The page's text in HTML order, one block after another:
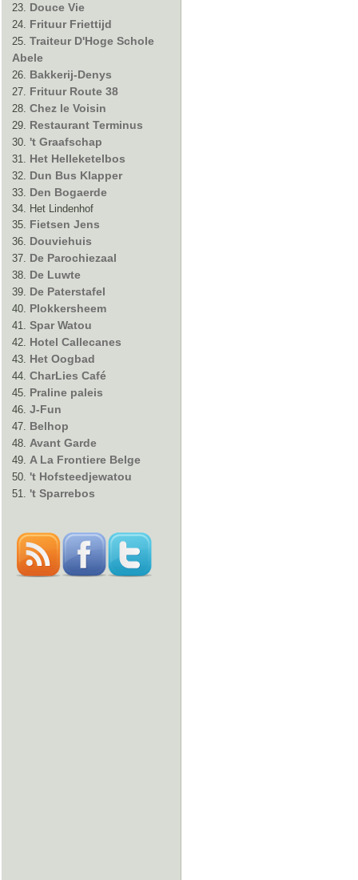
Douce Vie
Frituur Friettijd
Traiteur D'Hoge Schole
Abele
Bakkerij-Denys
Frituur Route 38
Chez le Voisin
Restaurant Terminus
't Graafschap
Het Helleketelbos
Dun Bus Klapper
Den Bogaerde
Het Lindenhof
Fietsen Jens
Douviehuis
De Parochiezaal
De Luwte
De Paterstafel
Plokkersheem
Spar Watou
Hotel Callecanes
Het Oogbad
CharLies Café
Praline paleis
J-Fun
Belhop
Avant Garde
A La Frontiere Belge
't Hofsteedjewatou
't Sparrebos